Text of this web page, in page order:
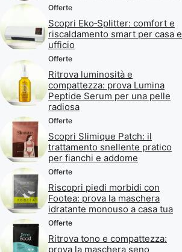
Offerte
Scopri Eko‑Splitter: comfort e
riscaldamento smart per casa e
ufficio
Offerte
Ritrova luminosità e
compattezza: prova Lumina
Peptide Serum per una pelle
radiosa
Offerte
Scopri Slimique Patch: il
trattamento snellente pratico
per fianchi e addome
Offerte
Riscopri piedi morbidi con
Footea: prova la maschera
idratante monouso a casa tua
Offerte
Ritrova tono e compattezza:
prova la maschera seno